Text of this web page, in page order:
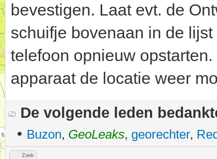
bevestigen. Laat evt. de
schuifje bovenaan in de
telefoon opnieuw
apparaat de locatie weer
De volgende leden
• Buzon, GeoLeaks, georechter,
Zoek